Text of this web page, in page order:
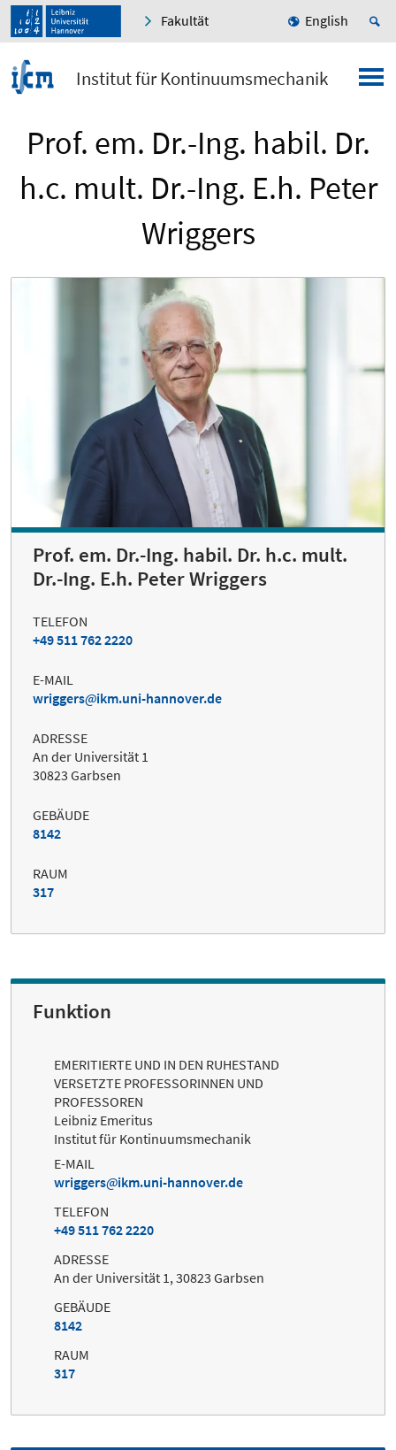
Fakultät English
Institut für Kontinuumsmechanik
Prof. em. Dr.-Ing. habil. Dr.
h.c. mult. Dr.-Ing. E.h. Peter
Wriggers
Prof. em. Dr.-Ing. habil. Dr. h.c. mult.
Dr.-Ing. E.h. Peter Wriggers
TELEFON
+49 511 762 2220
E-MAIL
wriggers
ikm.uni-hannover.de
ADRESSE
An der Universität 1
30823 Garbsen
GEBÄUDE
8142
RAUM
317
Funktion
EMERITIERTE UND IN DEN RUHESTAND
VERSETZTE PROFESSORINNEN UND
PROFESSOREN
Leibniz Emeritus
Institut für Kontinuumsmechanik
E-MAIL
wriggers
ikm.uni-hannover.de
TELEFON
+49 511 762 2220
ADRESSE
An der Universität 1, 30823 Garbsen
GEBÄUDE
8142
RAUM
317